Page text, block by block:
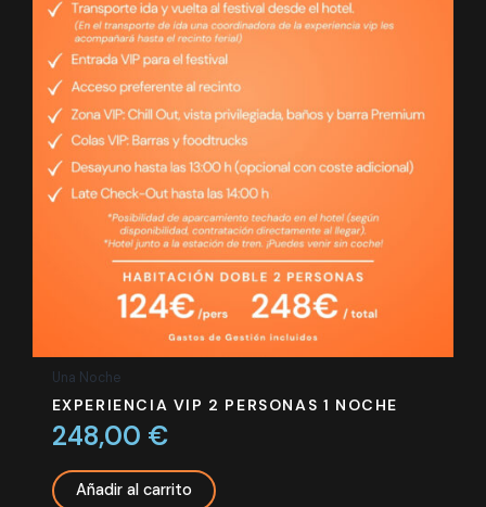
Una Noche
EXPERIENCIA VIP 2 PERSONAS 1 NOCHE
248,00 €
Añadir al carrito